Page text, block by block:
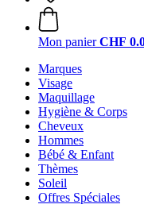
Mon panier CHF
Marques
Visage
Maquillage
Hygiène & Corps
Cheveux
Hommes
Bébé & Enfant
Thèmes
Soleil
Offres Spéciales